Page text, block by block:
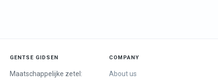
GENTSE GIDSEN
Maatschappelijke zetel:
COMPANY
About us